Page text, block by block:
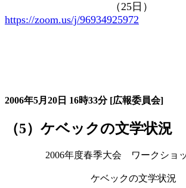
（25 日）
https://zoom.us/j/96934925972
2006年5月20日 16時33分 [広報委員会]
（5）ケベックの文学状況
2006年度春季大会 ワークショッ
ケベックの文学状況